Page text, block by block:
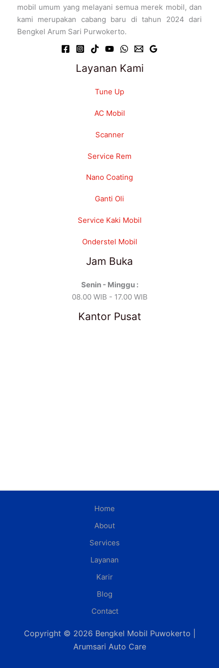
mobil umum yang melayani semua merek mobil, dan
kami merupakan cabang baru di tahun 2024 dari
Bengkel Arum Sari Purwokerto.
Layanan Kami
Tune Up
AC Mobil
Scanner
Service Rem
Nano Coating
Ganti Oli
Service Kaki Mobil
Onderstel Mobil
Jam Buka
Senin - Minggu :
08.00 WIB - 17.00 WIB
Kantor Pusat
Home
About
Services
Layanan
Karir
Blog
Contact
Copyright © 2026 Bengkel Mobil Puwokerto |
Arumsari Auto Care